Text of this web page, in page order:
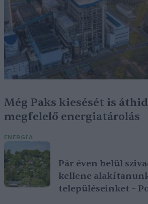
Még Paks kiesését is
megfelelő energiatárolás
ENERGIA
Pár éven belül
kellene
településeinket –